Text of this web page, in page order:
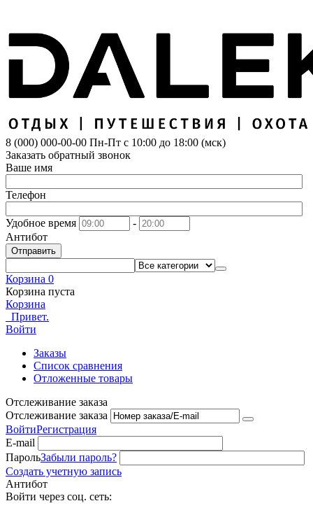
8 (000) 000-00-00 Пн-Пт с 10:00 до 18:00 (мск)
Заказать обратный звонок
Ваше имя
Телефон
Удобное время
-
Антибот
Отправить
Корзина 0
Корзина пуста
Корзина
Привет.
Войти
Заказы
Список сравнения
Отложенные товары
Отслеживание заказа
Отслеживание заказа
ВойтиРегистрация
E-mail
ПарольЗабыли пароль?
Создать учетную запись
Антибот
Войти через соц. сеть: